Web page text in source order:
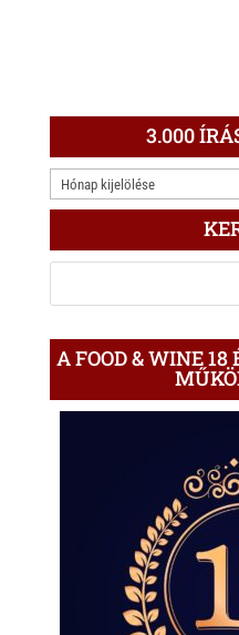
3.000
3.000
ÍRÁS
A FOOD & WINE